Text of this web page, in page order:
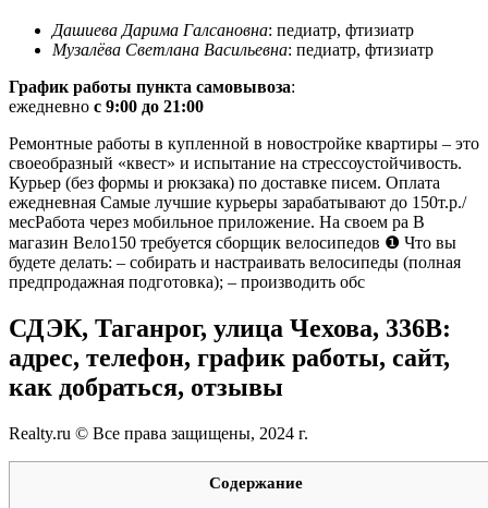
Дашиева Дарима Галсановна: педиатр, фтизиатр
Музалёва Светлана Васильевна: педиатр, фтизиатр
График работы пункта самовывоза:
ежедневно c 9:00 до 21:00
Ремонтные работы в купленной в новостройке квартиры – это
своеобразный «квест» и испытание на стрессоустойчивость.
Курьер (без формы и рюкзака) по доставке писем. Оплата
ежедневная Самые лучшие курьеры зарабатывают до 150т.р./
месРабота через мобильное приложение. На своем ра В
магазин Вело150 требуется сборщик велосипедов ❶ Что вы
будете делать: – собирать и настраивать велосипеды (полная
предпродажная подготовка); – производить обс
СДЭК, Таганрог, улица Чехова, 336В:
адрес, телефон, график работы, сайт,
как добраться, отзывы
Realty.ru © Все права защищены, 2024 г.
Содержание